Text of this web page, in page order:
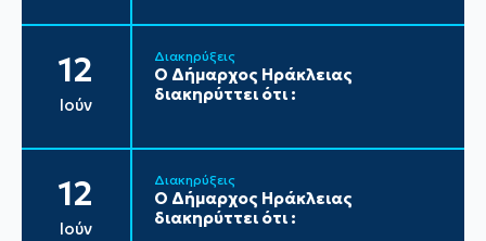
12
Ιούν
Διακηρύξεις
Ο Δήμαρχος Ηράκλειας
διακηρύττει ότι :
12
Ιούν
Διακηρύξεις
Ο Δήμαρχος Ηράκλειας
διακηρύττει ότι :